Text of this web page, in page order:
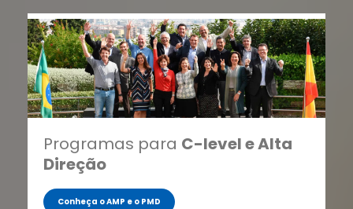
Programas para C-level e Alta
Direção
Conheça o AMP e o PMD